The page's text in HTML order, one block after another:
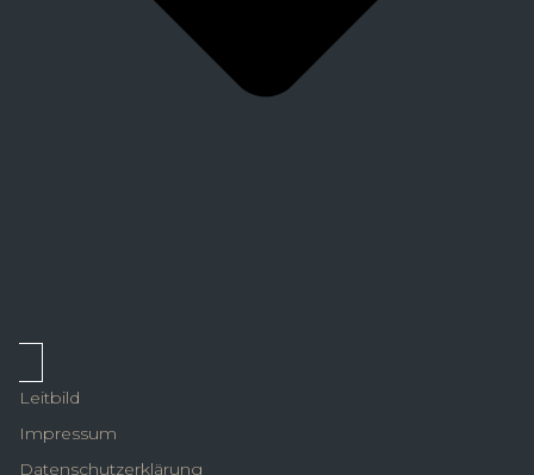
Leitbild
Impressum
Datenschutzerklärung